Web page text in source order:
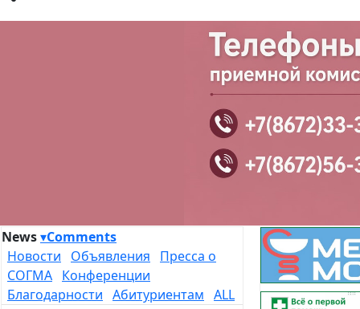
News▾Comments
Новости
Объявления
Пресса о
СОГМА Конференции
Благодарности Абитуриентам ALL